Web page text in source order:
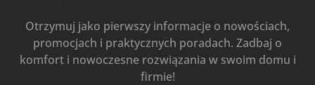
Otrzymuj jako pierwszy informacje o nowościach,
promocjach i praktycznych poradach. Zadbaj o
komfort i nowoczesne rozwiązania w swoim domu i
firmie!